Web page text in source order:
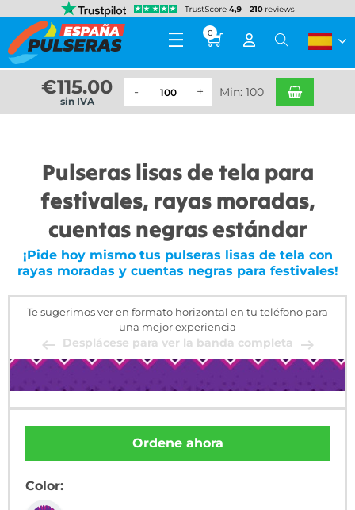
0
€115.00
sin IVA
Min: 100
Pulseras lisas de tela para
festivales, rayas moradas,
cuentas negras estándar
¡Pide hoy mismo tus pulseras lisas de tela con
rayas moradas y cuentas negras para festivales!
Te sugerimos ver en formato horizontal en tu teléfono para
una mejor experiencia
Desplácese para ver la banda completa
Ordene ahora
Color: